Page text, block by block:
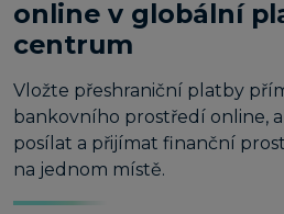
online v globální
centrum
Vložte přeshraniční platby
bankovního prostředí online,
posílat a přijímat finanční
na jednom místě.